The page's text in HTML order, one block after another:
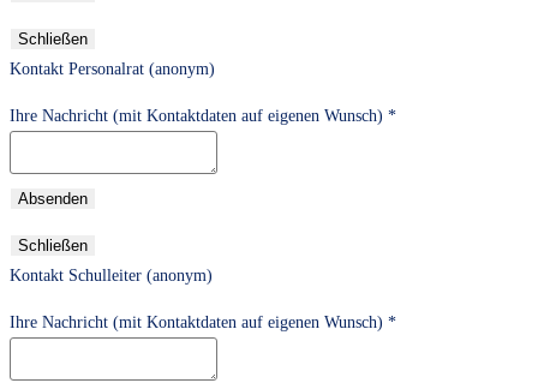
Schließen
Kontakt Personalrat (anonym)
Ihre Nachricht (mit Kontaktdaten auf eigenen Wunsch) *
Absenden
Schließen
Kontakt Schulleiter (anonym)
Ihre Nachricht (mit Kontaktdaten auf eigenen Wunsch) *